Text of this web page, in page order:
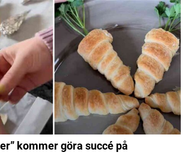
kommer göra succé på